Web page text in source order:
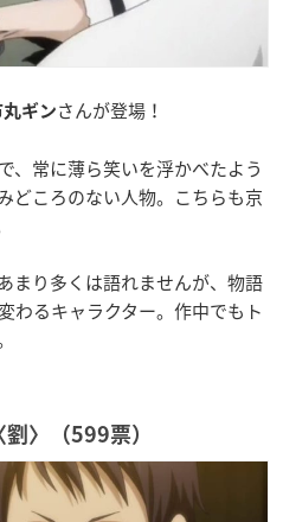
丸ギン さんが登場！
、常に薄ら笑いを浮かべたよう
どころのない人物。こちらも京
まり多くは語れませんが、物語
わるキャラクター。作中でもト
〉（599票）